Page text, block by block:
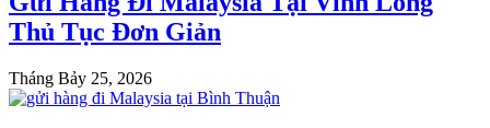
Thủ Tục Đơn Giản
Tháng Bảy 25, 2026